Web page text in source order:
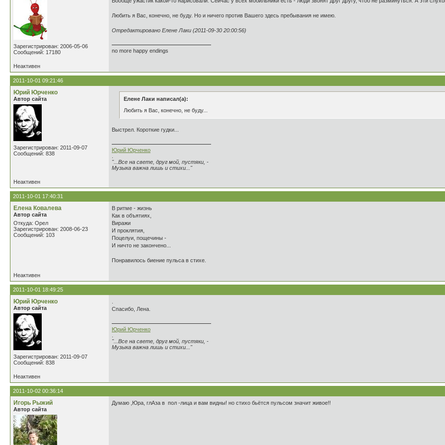
Зарегистрирован: 2006-05-06
Сообщений: 17180
Любить я Вас, конечно, не буду. Но и ничего против Вашего здесь пребывания не имею.
Отредактировано Елене Лаки (2011-09-30 20:00:56)
no more happy endings
Неактивен
2011-10-01 09:21:46
Юрий Юрченко
Автор сайта
Зарегистрирован: 2011-09-07
Сообщений: 838
Елене Лаки написал(а):
Любить я Вас, конечно, не буду...
Выстрел. Короткие гудки...
Юрий Юрченко
"...Все на свете, друг мой, пустяки, -
Музыка важна лишь и стихи..."
Неактивен
2011-10-01 17:40:31
Елена Ковалева
Автор сайта
Откуда: Орел
Зарегистрирован: 2008-06-23
Сообщений: 103
В ритме - жизнь
Как в объятиях,
Виражи
И проклятия,
Поцелуи, пощечины -
И ничто не закончено...
Понравилось биение пульса в стихе.
Неактивен
2011-10-01 18:49:25
Юрий Юрченко
Автор сайта
Зарегистрирован: 2011-09-07
Сообщений: 838
Спасибо, Лена.
Юрий Юрченко
"...Все на свете, друг мой, пустяки, -
Музыка важна лишь и стихи..."
Неактивен
2011-10-02 00:36:14
Игорь Рыжий
Автор сайта
Думаю ,Юра, глАза в пол -лица и вам видны! но стихо бьётся пульсом значит живое!!